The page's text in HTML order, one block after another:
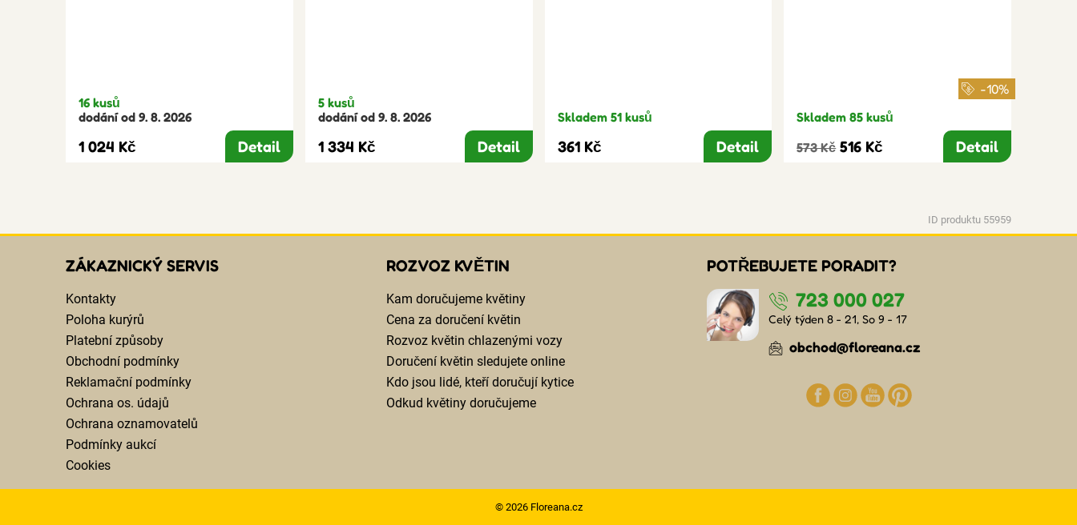
16 kusů
dodání od 9. 8. 2026
1 024 Kč Detail
5 kusů
dodání od 9. 8. 2026
1 334 Kč Detail
Skladem 51 kusů
361 Kč Detail
-10%
Skladem 85 kusů
573 Kč 516 Kč Detail
ID produktu 55959
ZÁKAZNICKÝ SERVIS
Kontakty
Poloha kurýrů
Platební způsoby
Obchodní podmínky
Reklamační podmínky
Ochrana os. údajů
Ochrana oznamovatelů
Podmínky aukcí
Cookies
ROZVOZ KVĚTIN
Kam doručujeme květiny
Cena za doručení květin
Rozvoz květin chlazenými vozy
Doručení květin sledujete online
Kdo jsou lidé, kteří doručují kytice
Odkud květiny doručujeme
POTŘEBUJETE PORADIT?
723 000 027
Celý týden 8 - 21, So 9 - 17
obchod@floreana.cz
© 2026 Floreana.cz